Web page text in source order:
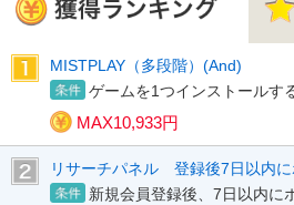
MISTPLAY（多段階）(And)
ゲームを1つインストールす
MAX10,933円
リサーチパネル 登録後7日以内
新規会員登録後、7日以内に